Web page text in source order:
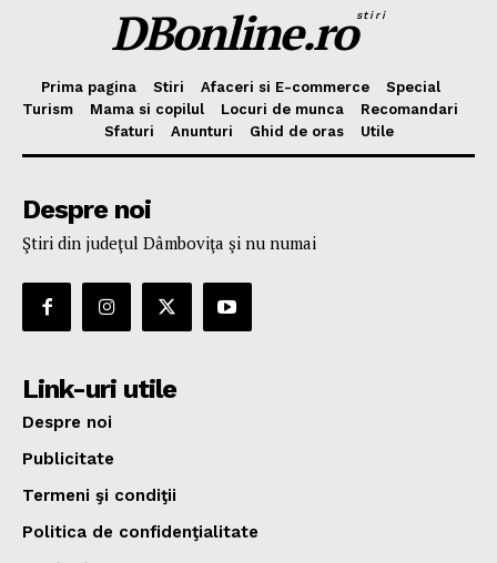
DBonline.rostiri
Prima pagina Stiri Afaceri si E-commerce
Special
Turism
Mama si copilul Locuri de munca
Recomandari
Sfaturi
Anunturi Ghid de oras Utile
Despre noi
Ştiri din judeţul Dâmboviţa şi nu numai
Link-uri utile
Despre noi
Publicitate
Termeni şi condiţii
Politica de confidenţialitate